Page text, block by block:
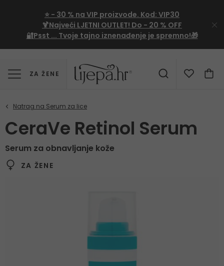
⭐ - 30 % na VIP proizvode. Kod: VIP30
🍹Najveći LJETNI OUTLET! Do - 20 % OFF
🔐Psst ... Tvoje tajno iznenađenje je spremno!🎁
ZA ŽENE
CeraVe Retinol Serum
Serum za obnavljanje kože
ZA ŽENE